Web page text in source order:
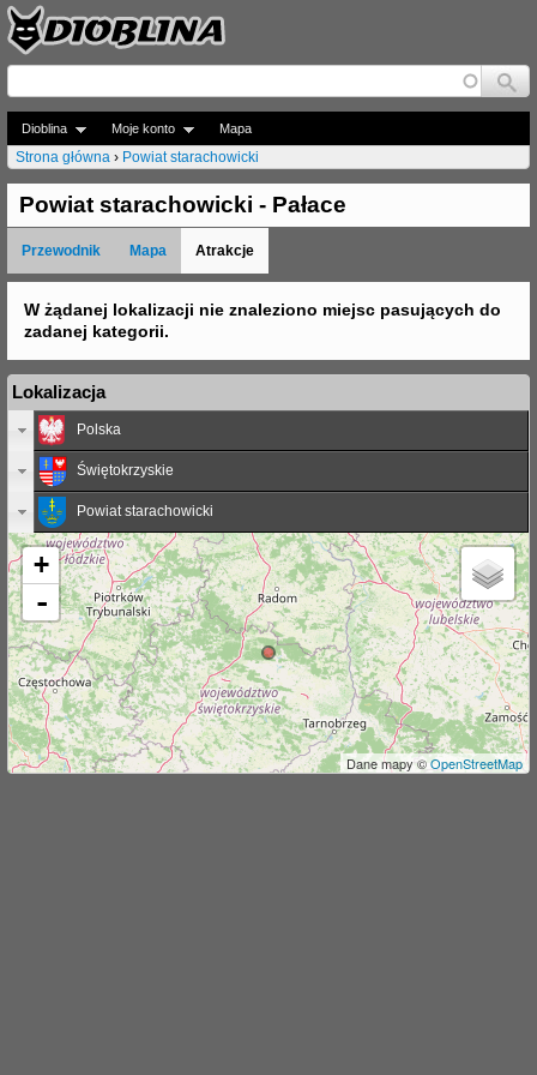
Jump to navigation
Dioblina Moje konto Mapa
J
e
s
e
ś
t
a
j
Strona główna › Powiat starachowicki
Powiat starachowicki - Pałace
Przewodnik Mapa Atrakcje
W żądanej lokalizacji nie znaleziono miejsc pasujących do
zadanej kategorii.
Lokalizacja
Polska
Świętokrzyskie
Powiat starachowicki
+
-
Dane mapy ©OpenStreetMap